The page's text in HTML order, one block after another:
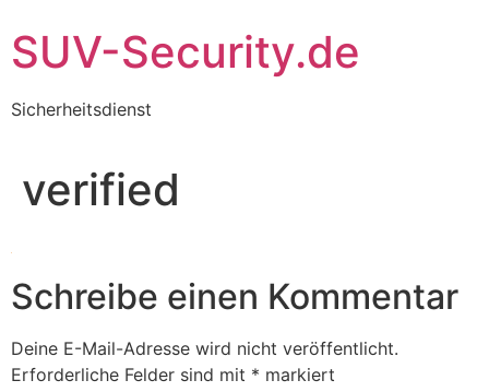
Inhalt
wechseln
SUV-Security.de
Sicherheitsdienst
verified
Schreibe einen Kommentar
Deine E-Mail-Adresse wird nicht veröffentlicht.
Erforderliche Felder sind mit * markiert